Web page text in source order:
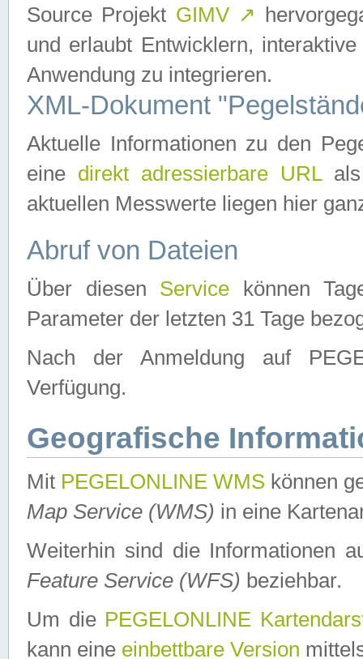
Source Projekt GIMV ↗
und erlaubt Entwicklern,
Anwendung zu integrieren.
XML-Dokument
Aktuelle Informationen zu den
eine direkt adressierbare URLals
aktuellen Messwerte liegen hier
Abruf von Dateien
Über diesen Service können
Parameter der letzten 31 Tage
Nach der Anmeldung auf
Verfügung.
Geografische
Mit PEGELONLINE WMS können
Map Service (WMS) in eine
Weiterhin sind die Informationen
Feature Service (WFS) beziehbar.
Um die PEGELONLINE
kann eine einbettbare Version